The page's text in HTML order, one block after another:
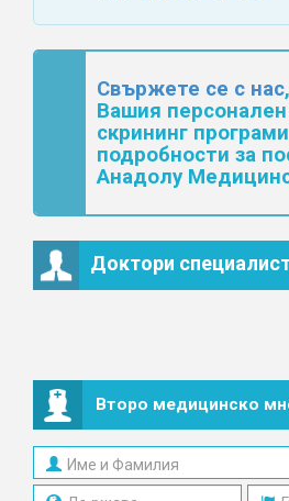
Свържете се с нас
Вашия персонален
скрининг
подробности за
Анадолу
Доктори
Второ медицинско